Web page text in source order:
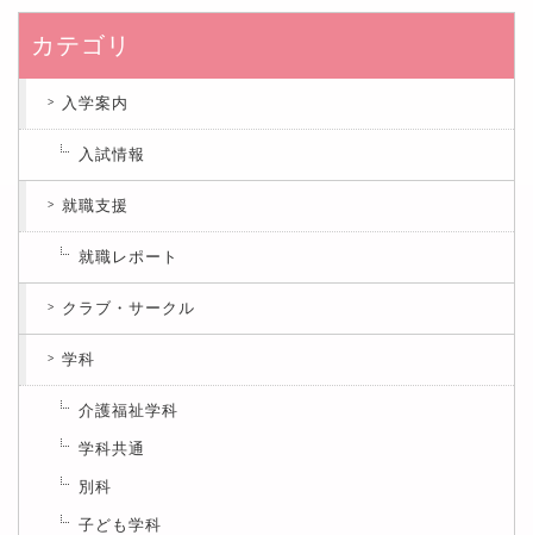
カテゴリ
入学案内
入試情報
就職支援
就職レポート
クラブ・サークル
学科
介護福祉学科
学科共通
別科
子ども学科